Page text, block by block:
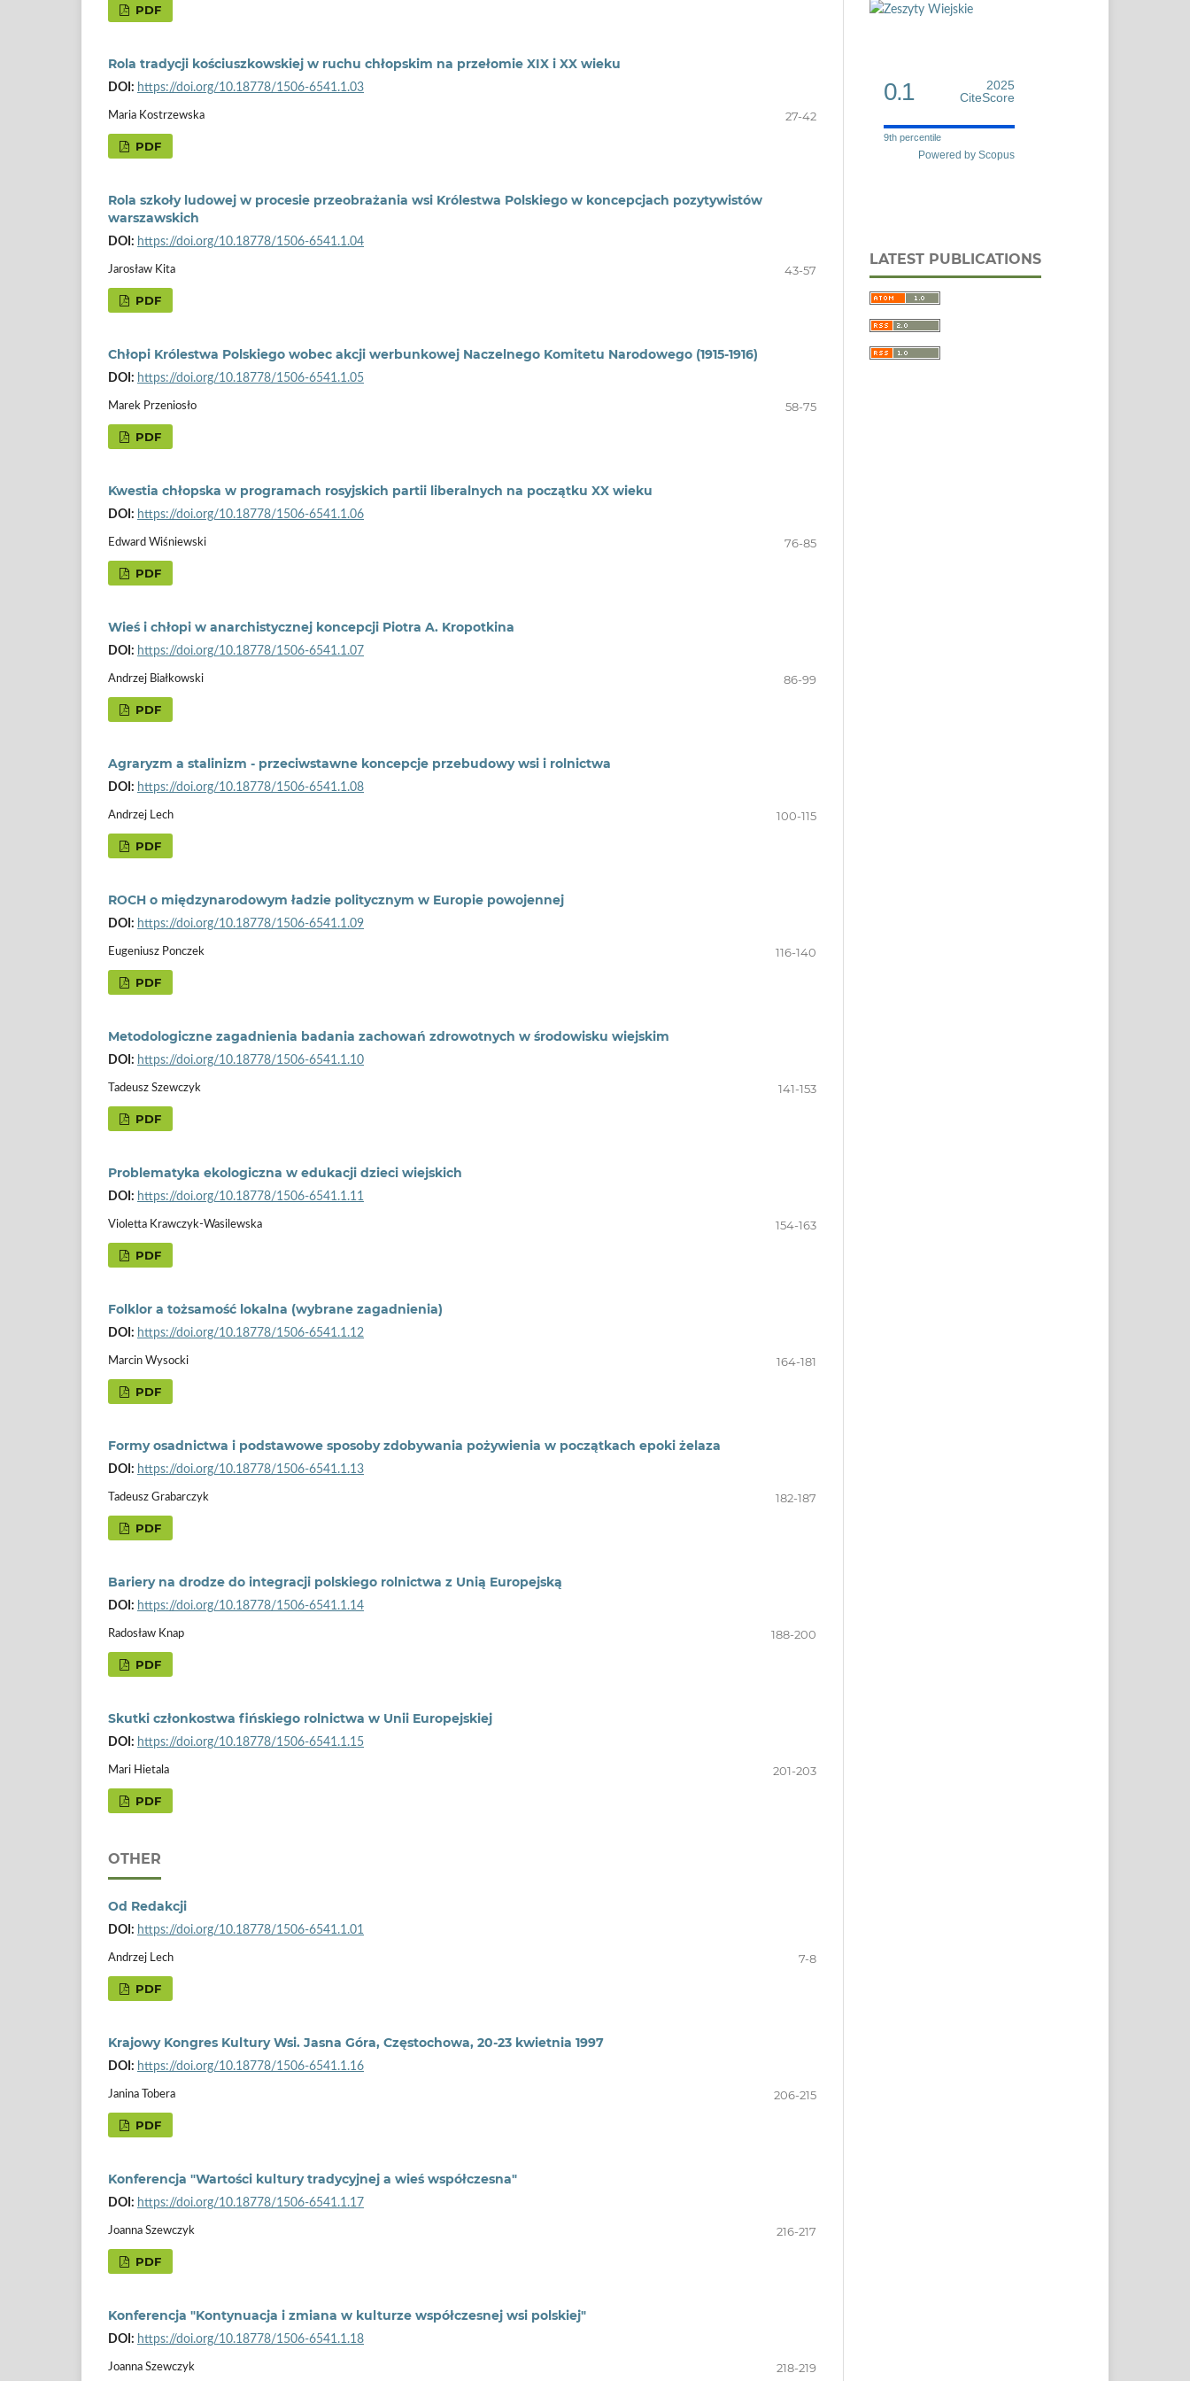
PDF
Rola tradycji kościuszkowskiej w ruchu chłopskim na przełomie XIX i XX wieku
DOI: https://doi.org/10.18778/1506-6541.1.03
Maria Kostrzewska 27-42
PDF
Rola szkoły ludowej w procesie przeobrażania wsi Królestwa Polskiego w koncepcjach pozytywistów
warszawskich
DOI: https://doi.org/10.18778/1506-6541.1.04
Jarosław Kita 43-57
PDF
Chłopi Królestwa Polskiego wobec akcji werbunkowej Naczelnego Komitetu Narodowego (1915-1916)
DOI: https://doi.org/10.18778/1506-6541.1.05
Marek Przeniosło 58-75
PDF
Kwestia chłopska w programach rosyjskich partii liberalnych na początku XX wieku
DOI: https://doi.org/10.18778/1506-6541.1.06
Edward Wiśniewski 76-85
PDF
Wieś i chłopi w anarchistycznej koncepcji Piotra A. Kropotkina
DOI: https://doi.org/10.18778/1506-6541.1.07
Andrzej Białkowski 86-99
PDF
Agraryzm a stalinizm - przeciwstawne koncepcje przebudowy wsi i rolnictwa
DOI: https://doi.org/10.18778/1506-6541.1.08
Andrzej Lech 100-115
PDF
ROCH o międzynarodowym ładzie politycznym w Europie powojennej
DOI: https://doi.org/10.18778/1506-6541.1.09
Eugeniusz Ponczek 116-140
PDF
Metodologiczne zagadnienia badania zachowań zdrowotnych w środowisku wiejskim
DOI: https://doi.org/10.18778/1506-6541.1.10
Tadeusz Szewczyk 141-153
PDF
Problematyka ekologiczna w edukacji dzieci wiejskich
DOI: https://doi.org/10.18778/1506-6541.1.11
Violetta Krawczyk-Wasilewska 154-163
PDF
Folklor a tożsamość lokalna (wybrane zagadnienia)
DOI: https://doi.org/10.18778/1506-6541.1.12
Marcin Wysocki 164-181
PDF
Formy osadnictwa i podstawowe sposoby zdobywania pożywienia w początkach epoki żelaza
DOI: https://doi.org/10.18778/1506-6541.1.13
Tadeusz Grabarczyk 182-187
PDF
Bariery na drodze do integracji polskiego rolnictwa z Unią Europejską
DOI: https://doi.org/10.18778/1506-6541.1.14
Radosław Knap 188-200
PDF
Skutki członkostwa fińskiego rolnictwa w Unii Europejskiej
DOI: https://doi.org/10.18778/1506-6541.1.15
Mari Hietala 201-203
PDF
OTHER
Od Redakcji
DOI: https://doi.org/10.18778/1506-6541.1.01
Andrzej Lech 7-8
PDF
Krajowy Kongres Kultury Wsi. Jasna Góra, Częstochowa, 20-23 kwietnia 1997
DOI: https://doi.org/10.18778/1506-6541.1.16
Janina Tobera 206-215
PDF
Konferencja "Wartości kultury tradycyjnej a wieś współczesna"
DOI: https://doi.org/10.18778/1506-6541.1.17
Joanna Szewczyk 216-217
PDF
Konferencja "Kontynuacja i zmiana w kulturze współczesnej wsi polskiej"
DOI: https://doi.org/10.18778/1506-6541.1.18
Joanna Szewczyk 218-219
0.1
2025
CiteScore
9th percentile
Powered by Scopus
LATEST PUBLICATIONS